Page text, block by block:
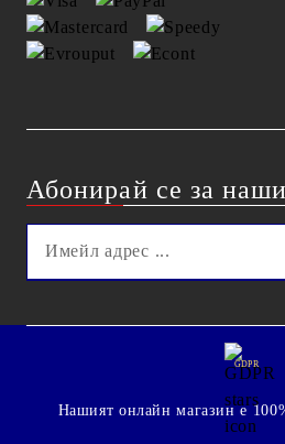
Абонирай се за
GDPR
Нашият онлайн магазин е